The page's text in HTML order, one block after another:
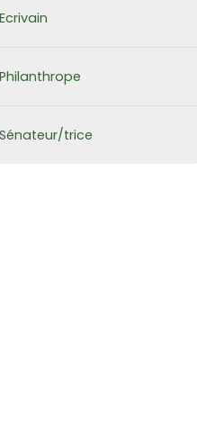
Ecrivain
Philanthrope
Sénateur/trice